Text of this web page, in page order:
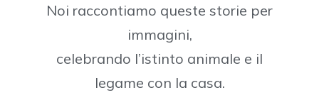
Noi raccontiamo queste storie per
immagini,
celebrando l’istinto animale e il
legame con la casa.